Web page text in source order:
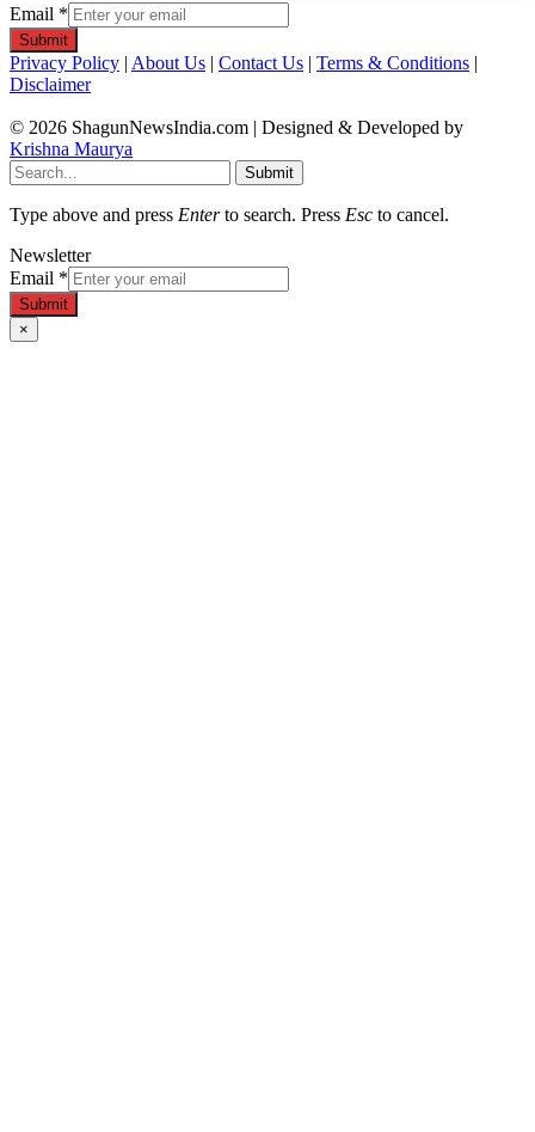
Email *
Submit
Privacy Policy | About Us | Contact Us | Terms & Conditions |
Disclaimer
© 2026 ShagunNewsIndia.com | Designed & Developed by
Krishna Maurya
Submit
Type above and press Enterto search. Press Esc to cancel.
Newsletter
Email *
Submit
×